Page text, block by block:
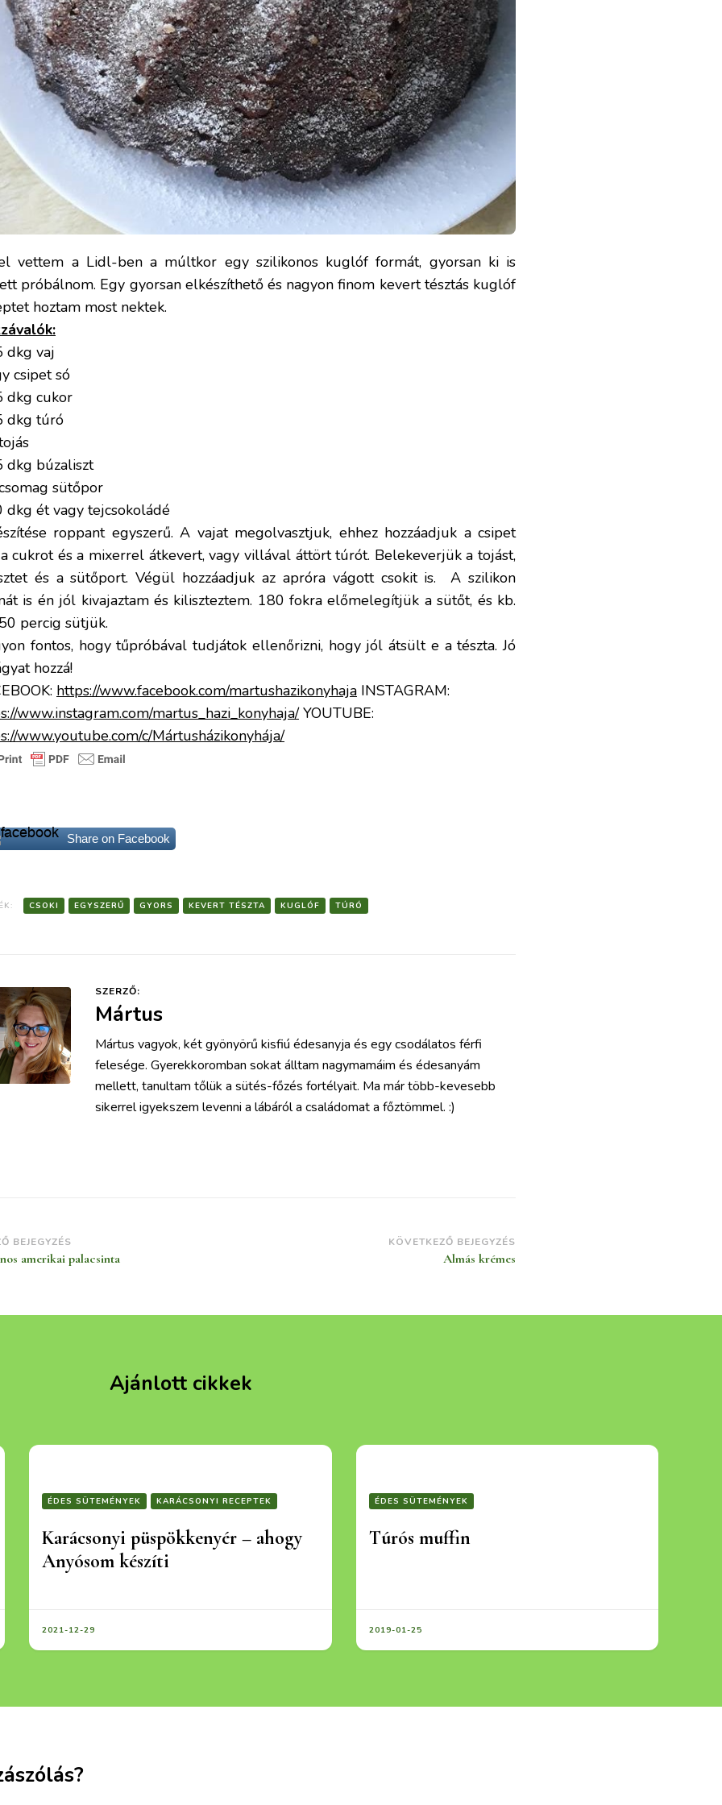
vettem a Lidl-ben a múltkor egy szilikonos kuglóf formát, gyorsan ki is
próbálnom. Egy gyorsan elkészíthető és nagyon finom kevert tésztás kuglóf
hoztam most nektek.
dkg vaj
csipet só
dkg cukor
dkg túró
dkg búzaliszt
sütőpor
dkg ét vagy tejcsokoládé
roppant egyszerű. A vajat megolvasztjuk, ehhez hozzáadjuk a csipet
cukrot és a mixerrel átkevert, vagy villával áttört túrót. Belekeverjük a tojást,
és a sütőport. Végül hozzáadjuk az apróra vágott csokit is. A szilikon
is én jól kivajaztam és kiliszteztem. 180 fokra előmelegítjük a sütőt, és kb.
percig sütjük.
fontos, hogy tűpróbával tudjátok ellenőrizni, hogy jól átsült e a tészta. Jó
hozzá!
https://www.facebook.com/martushazikonyhaja INSTAGRAM:
www.instagram.com/martus_hazi_konyhaja/YOUTUBE:
www.youtube.com/c/Mártusházikonyhája/
Share on Facebook
CSOKI EGYSZERŰ GYORS KEVERT TÉSZTA KUGLÓF TÚRÓ
SZERZŐ:
Mártus
Mártus vagyok, két gyönyörű kisfiú édesanyja és egy csodálatos férfi
felesége. Gyerekkoromban sokat álltam nagymamáim és édesanyám
mellett, tanultam tőlük a sütés-főzés fortélyait. Ma már több-kevesebb
sikerrel igyekszem levenni a lábáról a családomat a főztömmel. :)
BEJEGYZÉS
amerikai palacsinta
KÖVETKEZŐ BEJEGYZÉS
Almás krémes
Ajánlott cikkek
ÉDES SÜTEMÉNYEK KARÁCSONYI RECEPTEK
Karácsonyi püspökkenyér – ahogy
Anyósom készíti
2021-12-29
ÉDES SÜTEMÉNYEK
Túrós muffin
2019-01-25